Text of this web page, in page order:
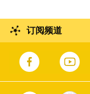
订阅频道